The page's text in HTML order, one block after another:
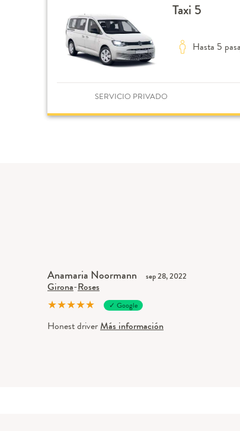
Taxi 5
Hasta 5
SERVICIO PRIVADO
Anamaria Noormann sep 28, 2022
Girona-Roses
★★★★★ ✓ Google
Honest driverMás información